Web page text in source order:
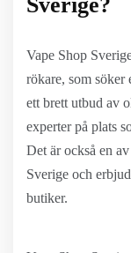
Vape Shop
rökare, som
ett brett utbud av
experter på plats
Det är också en
Sverige och
butiker.